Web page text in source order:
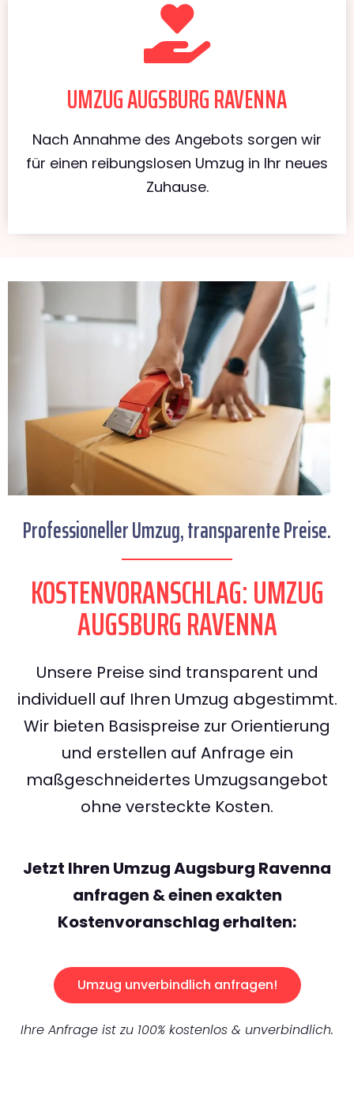
UMZUG AUGSBURG RAVENNA
Nach Annahme des Angebots sorgen wir
für einen reibungslosen Umzug in Ihr neues
Zuhause.
Professioneller Umzug, transparente Preise.
KOSTENVORANSCHLAG: UMZUG
AUGSBURG RAVENNA
Unsere Preise sind transparent und
individuell auf Ihren Umzug abgestimmt.
Wir bieten Basispreise zur Orientierung
und erstellen auf Anfrage ein
maßgeschneidertes Umzugsangebot
ohne versteckte Kosten.
Jetzt Ihren Umzug Augsburg Ravenna
anfragen & einen exakten
Kostenvoranschlag erhalten:
Umzug unverbindlich anfragen!
Ihre Anfrage ist zu 100% kostenlos & unverbindlich.